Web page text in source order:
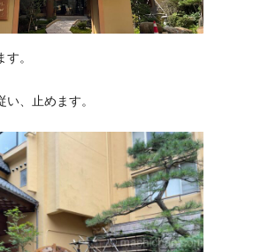
。
、止めます。